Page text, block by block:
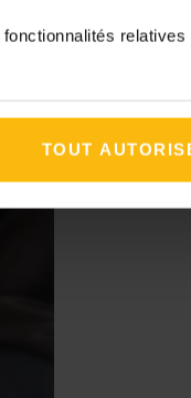
relatives
TOUT